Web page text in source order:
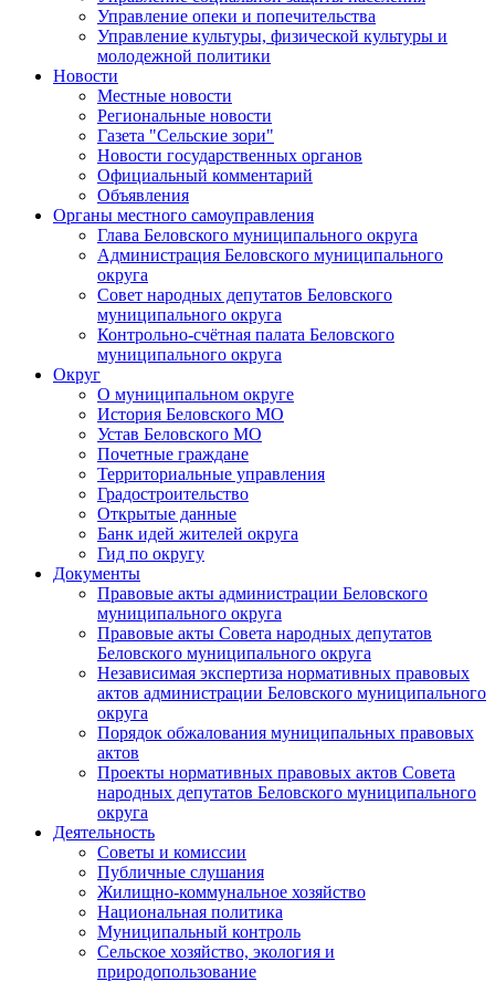
Управление опеки и попечительства
Управление культуры, физической культуры и
молодежной политики
Новости
Местные новости
Региональные новости
Газета "Сельские зори"
Новости государственных органов
Официальный комментарий
Объявления
Органы местного самоуправления
Глава Беловского муниципального округа
Администрация Беловского муниципального
округа
Совет народных депутатов Беловского
муниципального округа
Контрольно-счётная палата Беловского
муниципального округа
Округ
О муниципальном округе
История Беловского МО
Устав Беловского МО
Почетные граждане
Территориальные управления
Градостроительство
Открытые данные
Банк идей жителей округа
Гид по округу
Документы
Правовые акты администрации Беловского
муниципального округа
Правовые акты Совета народных депутатов
Беловского муниципального округа
Независимая экспертиза нормативных правовых
актов администрации Беловского муниципального
округа
Порядок обжалования муниципальных правовых
актов
Проекты нормативных правовых актов Совета
народных депутатов Беловского муниципального
округа
Деятельность
Советы и комиссии
Публичные слушания
Жилищно-коммунальное хозяйство
Национальная политика
Муниципальный контроль
Сельское хозяйство, экология и
природопользование